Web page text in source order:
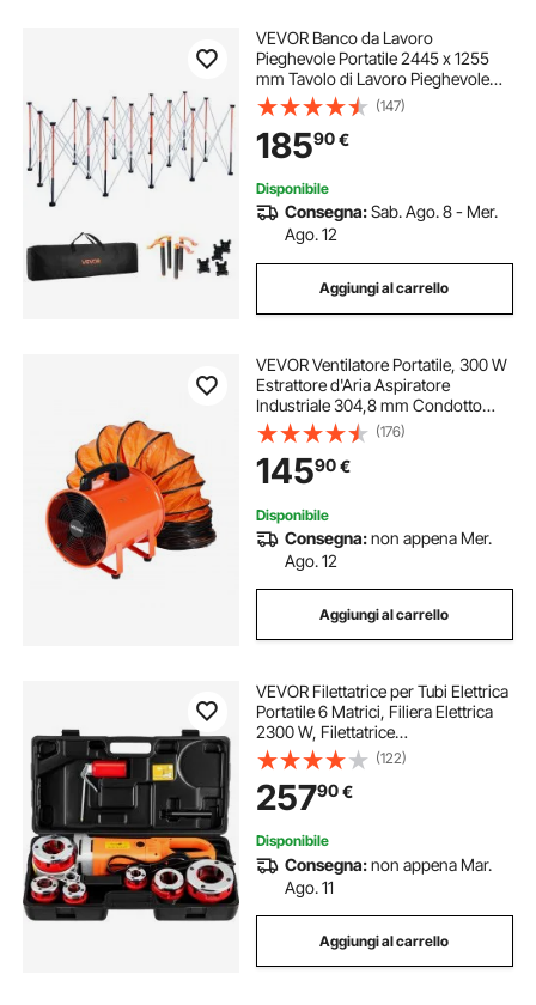
VEVOR Banco da Lavoro
Pieghevole Portatile 2445 x 1255
mm Tavolo di Lavoro Pieghevole
Senza Montaggio, Carico di 2724
kg con Borsa Portaoggetti, Piano
del Tavolo Non Incluso, per Garage,
Officina
(147)
18590€
Disponibile
Consegna:Sab. Ago. 8 - Mer.
Ago. 12
Aggiungi al carrello
VEVOR Ventilatore Portatile, 300 W
Estrattore d'Aria Aspiratore
Industriale 304,8 mm Condotto
Tubo Flessibile da 10 m Volume
d'Aria 2574 CFM (4373 m3/h) 2
Marce per Aspirare Polvere Fumo
79 dB IP44
(176)
14590€
Disponibile
Consegna:non appena Mer.
Ago. 12
Aggiungi al carrello
VEVOR Filettatrice per Tubi Elettrica
Portatile 6 Matrici, Filiera Elettrica
2300 W, Filettatrice
Elettrica Portatile 22 Giri al Min,
Infila Tubi Elettrici Portatile Adatto
Per Settori di Industrie
(122)
25790€
Disponibile
Consegna:non appena Mar.
Ago. 11
Aggiungi al carrello